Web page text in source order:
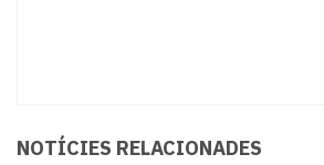
NOTÍCIES RELACIONADES